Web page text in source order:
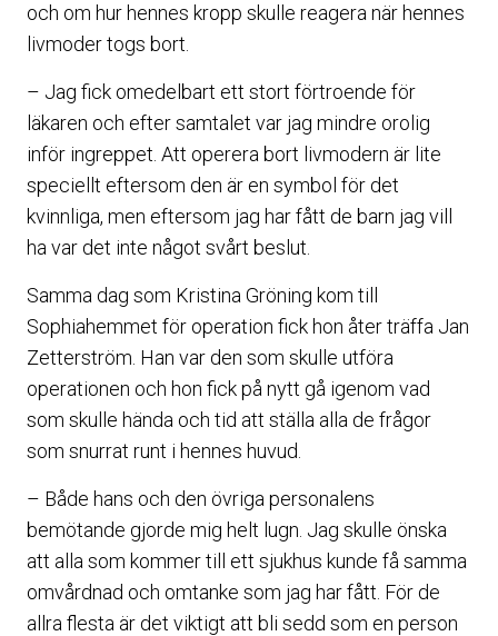
och om hur hennes kropp skulle reagera när hennes
livmoder togs bort.
– Jag fick omedelbart ett stort förtroende för
läkaren och efter samtalet var jag mindre orolig
inför ingreppet. Att operera bort livmodern är lite
speciellt eftersom den är en symbol för det
kvinnliga, men eftersom jag har fått de barn jag vill
ha var det inte något svårt beslut.
Samma dag som Kristina Gröning kom till
Sophiahemmet för operation fick hon åter träffa Jan
Zetterström. Han var den som skulle utföra
operationen och hon fick på nytt gå igenom vad
som skulle hända och tid att ställa alla de frågor
som snurrat runt i hennes huvud.
– Både hans och den övriga personalens
bemötande gjorde mig helt lugn. Jag skulle önska
att alla som kommer till ett sjukhus kunde få samma
omvårdnad och omtanke som jag har fått. För de
allra flesta är det viktigt att bli sedd som en person